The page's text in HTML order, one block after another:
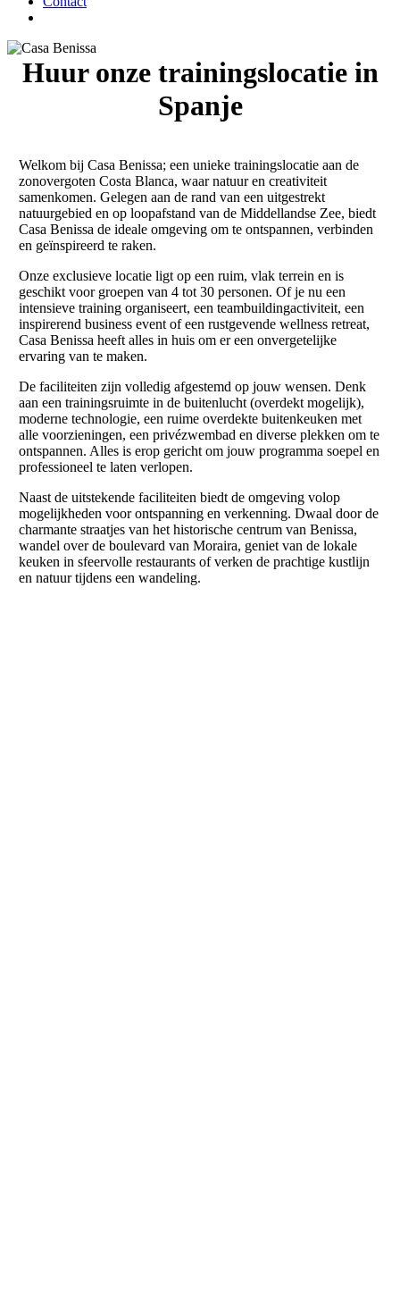
Huur onze trainingslocatie in
Spanje
Welkom bij Casa Benissa; een unieke trainingslocatie aan de
zonovergoten Costa Blanca, waar natuur en creativiteit
samenkomen. Gelegen aan de rand van een uitgestrekt
natuurgebied en op loopafstand van de Middellandse Zee, biedt
Casa Benissa de ideale omgeving om te ontspannen, verbinden
en geïnspireerd te raken.
Onze exclusieve locatie ligt op een ruim, vlak terrein en is
geschikt voor groepen van 4 tot 30 personen. Of je nu een
intensieve training organiseert, een teambuildingactiviteit, een
inspirerend business event of een rustgevende wellness retreat,
Casa Benissa heeft alles in huis om er een onvergetelijke
ervaring van te maken.
De faciliteiten zijn volledig afgestemd op jouw wensen. Denk
aan een trainingsruimte in de buitenlucht (overdekt mogelijk),
moderne technologie, een ruime overdekte buitenkeuken met
alle voorzieningen, een privézwembad en diverse plekken om te
ontspannen. Alles is erop gericht om jouw programma soepel en
professioneel te laten verlopen.
Naast de uitstekende faciliteiten biedt de omgeving volop
mogelijkheden voor ontspanning en verkenning. Dwaal door de
charmante straatjes van het historische centrum van Benissa,
wandel over de boulevard van Moraira, geniet van de lokale
keuken in sfeervolle restaurants of verken de prachtige kustlijn
en natuur tijdens een wandeling.